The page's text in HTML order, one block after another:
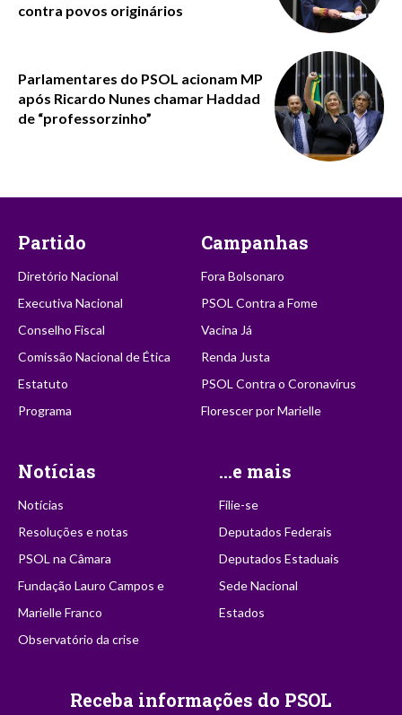
contra povos originários
Parlamentares do PSOL acionam MP
após Ricardo Nunes chamar Haddad
de “professorzinho”
Partido
Diretório Nacional
Executiva Nacional
Conselho Fiscal
Comissão Nacional de Ética
Estatuto
Programa
Campanhas
Fora Bolsonaro
PSOL Contra a Fome
Vacina Já
Renda Justa
PSOL Contra o Coronavírus
Florescer por Marielle
Notícias
Notícias
Resoluções e notas
PSOL na Câmara
Fundação Lauro Campos e
Marielle Franco
Observatório da crise
...e mais
Filie-se
Deputados Federais
Deputados Estaduais
Sede Nacional
Estados
Receba informações do PSOL